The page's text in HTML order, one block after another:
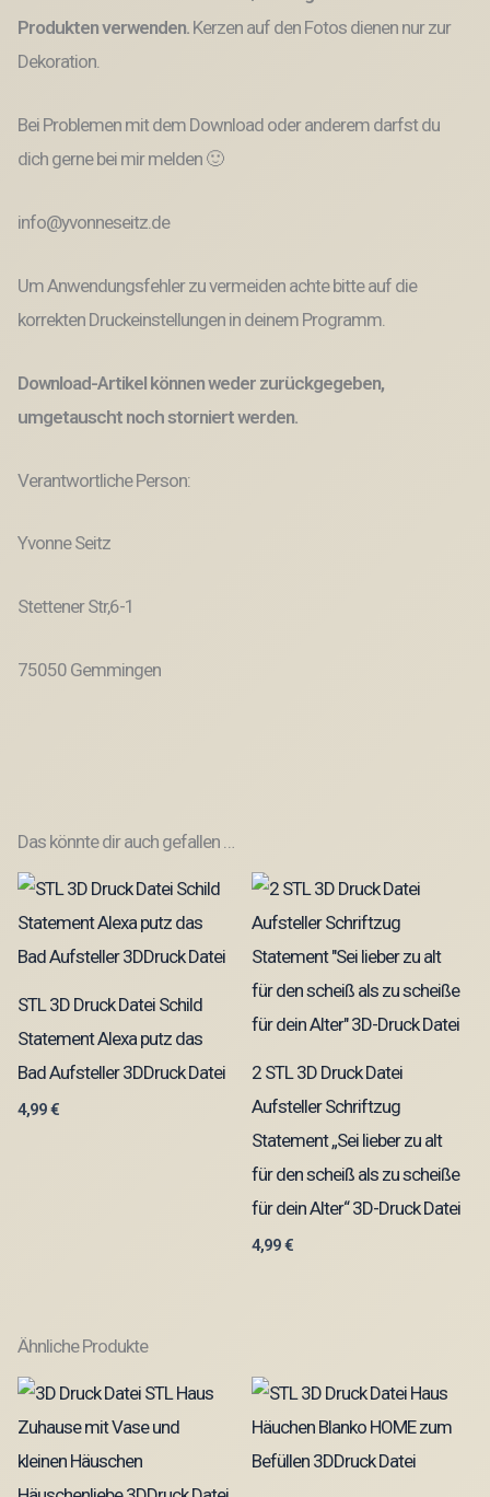
Produkten verwenden. Kerzen auf den Fotos dienen nur zur
Dekoration.
Bei Problemen mit dem Download oder anderem darfst du
dich gerne bei mir melden 🙂
info@yvonneseitz.de
Um Anwendungsfehler zu vermeiden achte bitte auf die
korrekten Druckeinstellungen in deinem Programm.
Download-Artikel können weder zurückgegeben,
umgetauscht noch storniert werden.
Verantwortliche Person:
Yvonne Seitz
Stettener Str,6-1
75050 Gemmingen
Das könnte dir auch gefallen …
STL 3D Druck Datei Schild
Statement Alexa putz das
Bad Aufsteller 3DDruck Datei
4,99€
2 STL 3D Druck Datei
Aufsteller Schriftzug
Statement „Sei lieber zu alt
für den scheiß als zu scheiße
für dein Alter“ 3D-Druck Datei
4,99€
Ähnliche Produkte